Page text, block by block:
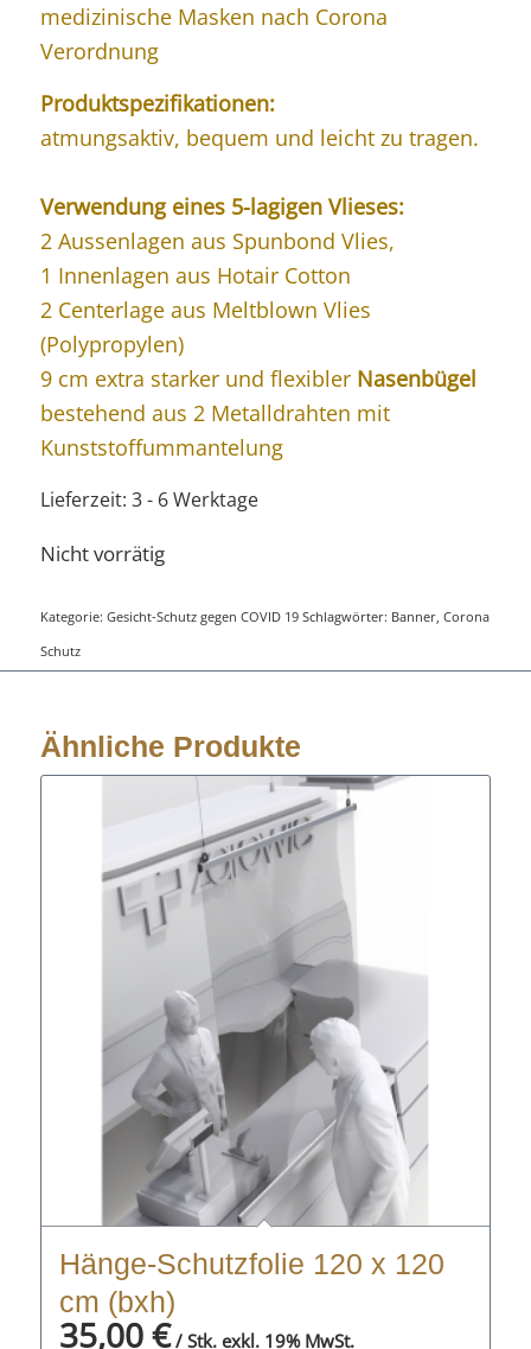
medizinische Masken nach Corona
Verordnung
Produktspezifikationen:
atmungsaktiv, bequem und leicht zu tragen.
Verwendung eines 5-lagigen Vlieses:
2 Aussenlagen aus Spunbond Vlies,
1 Innenlagen aus Hotair Cotton
2 Centerlage aus Meltblown Vlies
(Polypropylen)
9 cm extra starker und flexibler Nasenbügel
bestehend aus 2 Metalldrahten mit
Kunststoffummantelung
Lieferzeit: 3 - 6 Werktage
Nicht vorrätig
Kategorie: Gesicht-Schutz gegen COVID 19 Schlagwörter: Banner, Corona
Schutz
Ähnliche Produkte
Hänge-Schutzfolie 120 x 120
cm (bxh)
35,00€/ Stk. exkl. 19% MwSt.